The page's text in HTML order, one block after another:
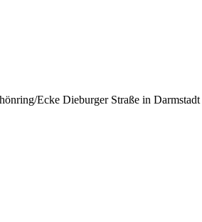
Ecke Dieburger Straße in